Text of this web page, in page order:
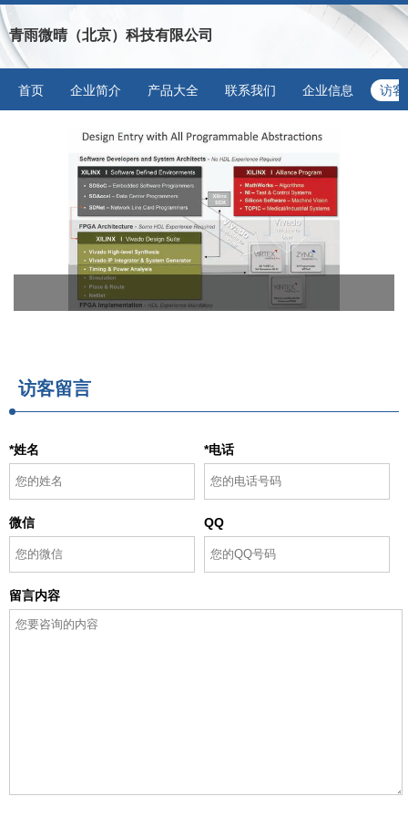
青雨微晴（北京）科技有限公司
首页 企业简介 产品大全 联系我们 企业信息 访客
访客留言
*姓名 *电话
微信 QQ
留言内容